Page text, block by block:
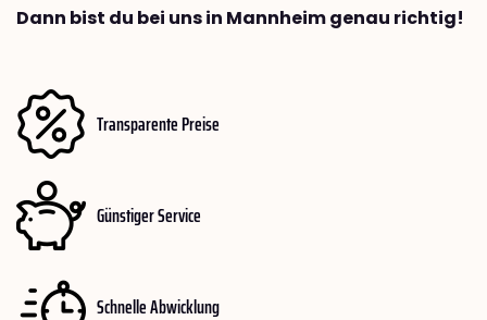
Dann bist du bei uns in Mannheim genau richtig!
Transparente Preise
Günstiger Service
Schnelle Abwicklung